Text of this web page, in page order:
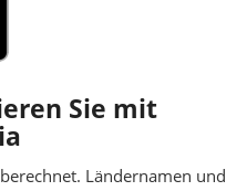
Sie mit
Ländernamen und